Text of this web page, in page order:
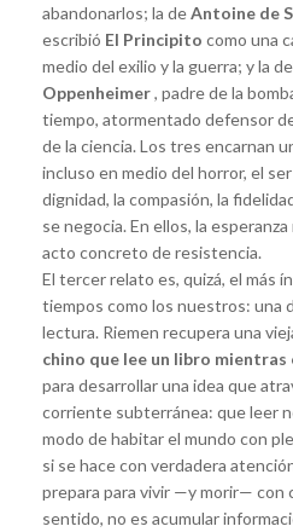
abandonarlos; la deAntoine de
escribió El Principito como una
medio del exilio y la guerra; y la
Oppenheimer, padre de la
tiempo, atormentado defensor
de la ciencia. Los tres encarnan
incluso en medio del horror, el
dignidad, la compasión, la
se negocia. En ellos, la
acto concreto de resistencia.
El tercer relato es, quizá, el más
tiempos como los nuestros: una
lectura. Riemen recupera una
chino que lee un libro
para desarrollar una idea que
corriente subterránea: que leer
modo de habitar el mundo con
si se hace con verdadera
prepara para vivir —y morir— con
sentido, no es acumular